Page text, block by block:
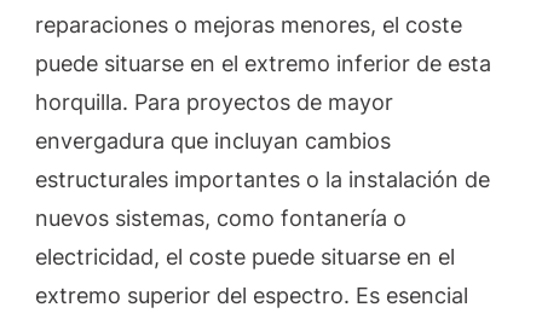
reparaciones o mejoras menores, el coste
puede situarse en el extremo inferior de esta
horquilla. Para proyectos de mayor
envergadura que incluyan cambios
estructurales importantes o la instalación de
nuevos sistemas, como fontanería o
electricidad, el coste puede situarse en el
extremo superior del espectro. Es esencial